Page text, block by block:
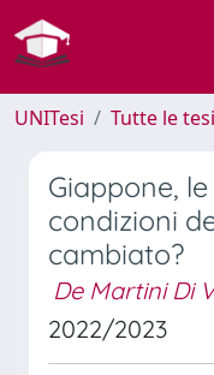
UNITesi Tutte le tesi
Giappone,
condizioni
cambiato?
De Martini Di
2022/2023